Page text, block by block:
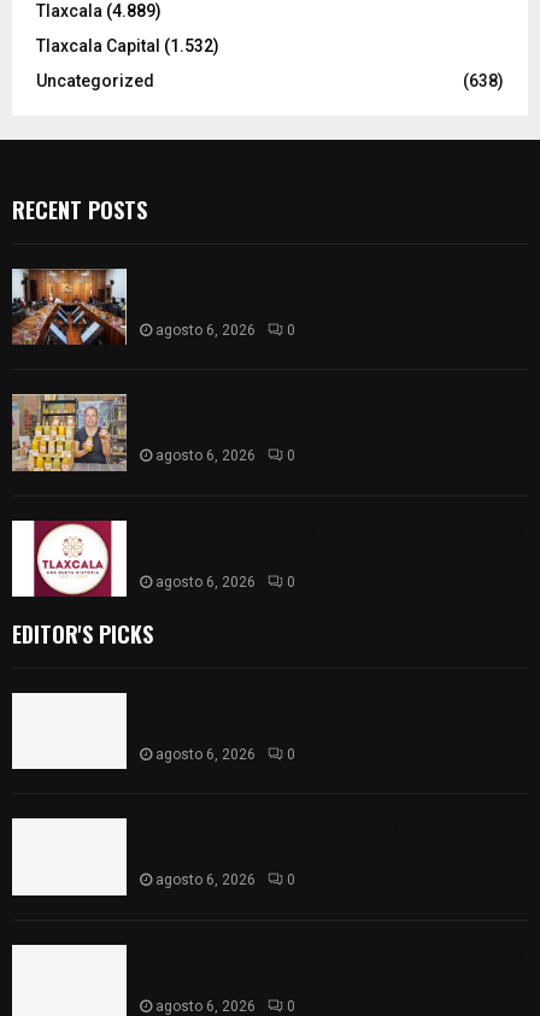
Tlaxcala (4.889)
Tlaxcala Capital (1.532)
Uncategorized
(638)
RECENT POSTS
agosto 6, 2026 0
agosto 6, 2026 0
agosto 6, 2026 0
EDITOR'S PICKS
agosto 6, 2026 0
agosto 6, 2026 0
agosto 6, 2026 0